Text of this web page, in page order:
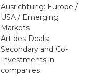
Ausrichtung: Europe /
USA / Emerging
Markets
Art des Deals:
Secondary and Co-
Investments in
companies